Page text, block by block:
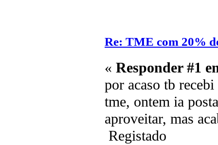
Re: TME com 20%
« Responder #1
por acaso tb
tme, ontem ia
aproveitar, mas
Registado